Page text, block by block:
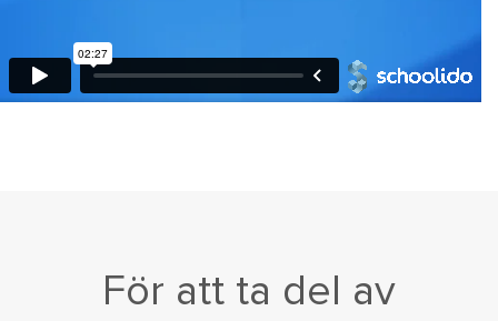
För att ta del av